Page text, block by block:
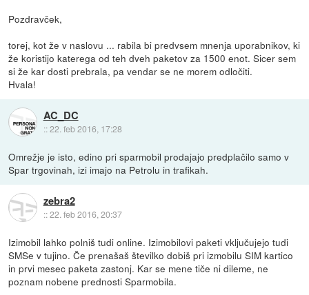
Pozdravček,
torej, kot že v naslovu ... rabila bi predvsem mnenja uporabnikov, ki
že koristijo katerega od teh dveh paketov za 1500 enot. Sicer sem
si že kar dosti prebrala, pa vendar se ne morem odločiti.
Hvala!
AC_DC
::22. feb 2016, 17:28
Omrežje je isto, edino pri sparmobil prodajajo predplačilo samo v
Spar trgovinah, izi imajo na Petrolu in trafikah.
zebra2
::22. feb 2016, 20:37
Izimobil lahko polniš tudi online. Izimobilovi paketi vključujejo tudi
SMSe v tujino. Če prenašaš številko dobiš pri izmobilu SIM kartico
in prvi mesec paketa zastonj. Kar se mene tiče ni dileme, ne
poznam nobene prednosti Sparmobila.